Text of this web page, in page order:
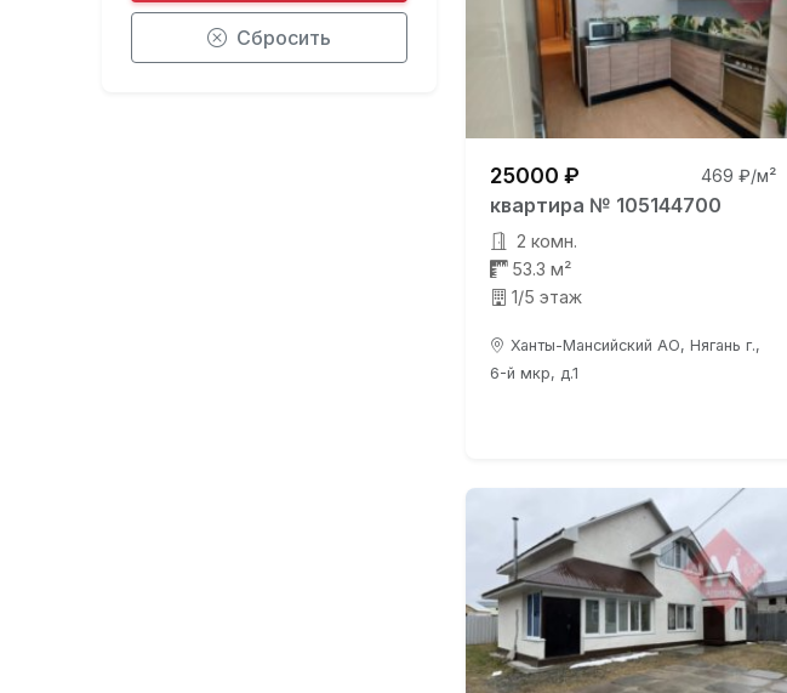
Сбросить
25000 ₽ 469 ₽/м²
квартира № 105144700
2 комн.
53.3 м²
1/5 этаж
Ханты-Мансийский АО, Нягань г.,
6-й мкр, д.1